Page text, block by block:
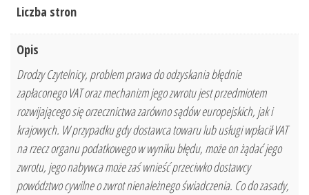
Liczba stron
Opis
Drodzy Czytelnicy, problem prawa do odzyskania błędnie
zapłaconego VAT oraz mechanizm jego zwrotu jest przedmiotem
rozwijającego się orzecznictwa zarówno sądów europejskich, jak i
krajowych. W przypadku gdy dostawca towaru lub usługi wpłacił VAT
na rzecz organu podatkowego w wyniku błędu, może on żądać jego
zwrotu, jego nabywca może zaś wnieść przeciwko dostawcy
powództwo cywilne o zwrot nienależnego świadczenia. Co do zasady,